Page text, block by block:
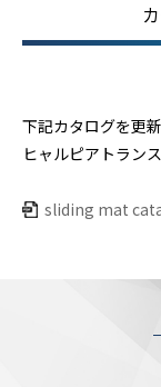
下記カタログを更
ヒャルピアトラン
sliding mat